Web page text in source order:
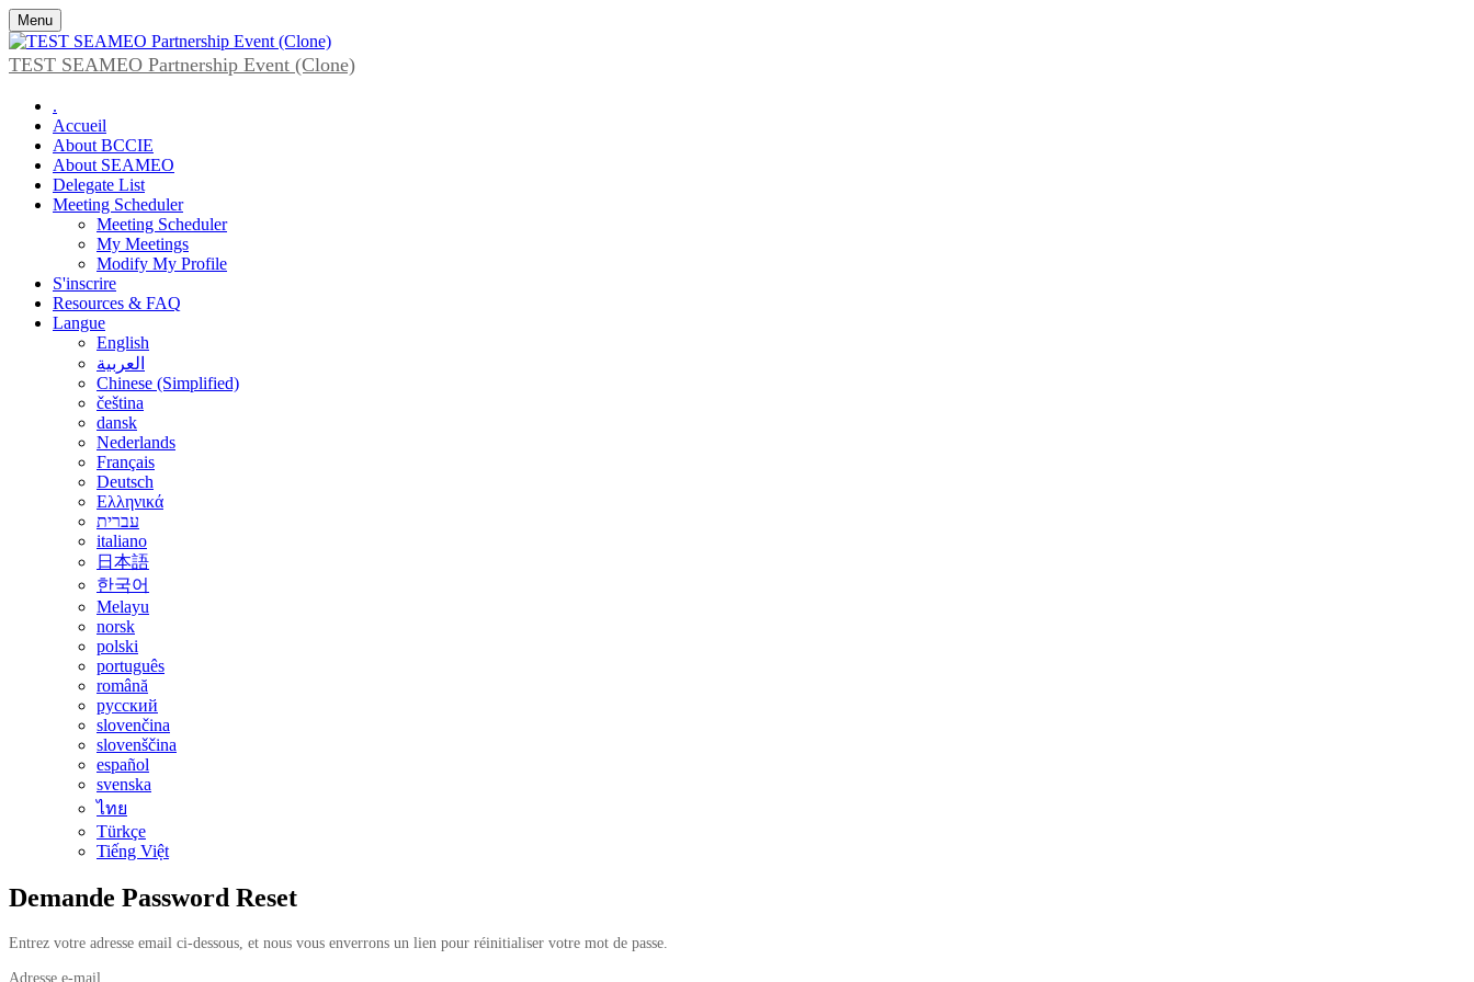
Menu
TEST SEAMEO Partnership Event (Clone)
.
Accueil
About BCCIE
About SEAMEO
Delegate List
Meeting Scheduler
Meeting Scheduler
My Meetings
Modify My Profile
S'inscrire
Resources & FAQ
Langue
English
العربية
Chinese (Simplified)
čeština
dansk
Nederlands
Français
Deutsch
Ελληνικά
עברית
italiano
日本語
한국어
Melayu
norsk
polski
português
română
русский
slovenčina
slovenščina
español
svenska
ไทย
Türkçe
Tiếng Việt
Demande Password Reset
Entrez votre adresse email ci-dessous, et nous vous enverrons un lien pour réinitialiser votre mot de passe.
Adresse e-mail